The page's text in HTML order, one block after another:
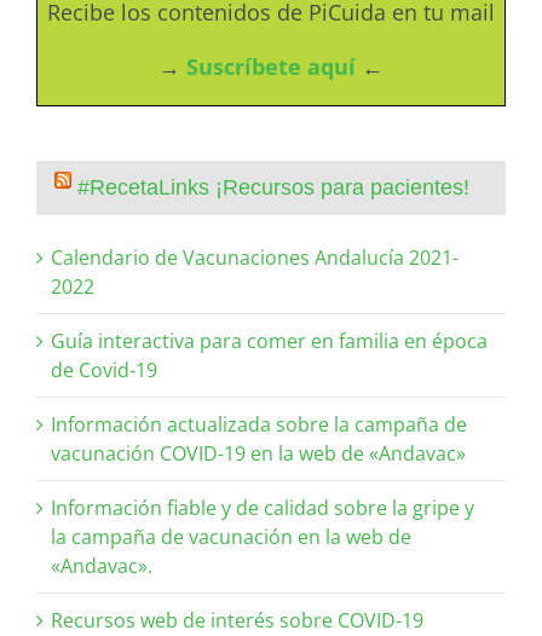
Recibe los contenidos de PiCuida en tu mail
→ Suscríbete aquí ←
#RecetaLinks ¡Recursos para pacientes!
Calendario de Vacunaciones Andalucía 2021-
2022
Guía interactiva para comer en familia en época
de Covid-19
Información actualizada sobre la campaña de
vacunación COVID-19 en la web de «Andavac»
Información fiable y de calidad sobre la gripe y
la campaña de vacunación en la web de
«Andavac».
Recursos web de interés sobre COVID-19